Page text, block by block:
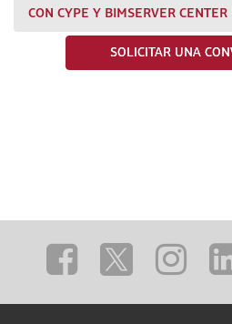
CON CYPE Y BIMSERVER CENTER
SOLICITAR UNA